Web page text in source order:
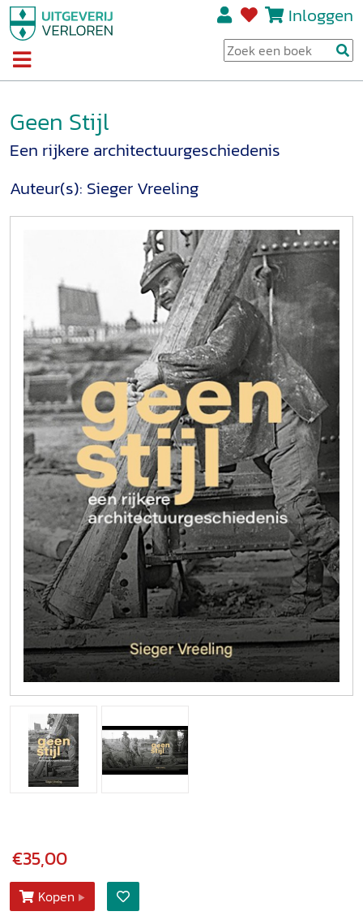
Inloggen
Geen Stijl
Een rijkere architectuurgeschiedenis
Auteur(s): Sieger Vreeling
€35,00
Kopen